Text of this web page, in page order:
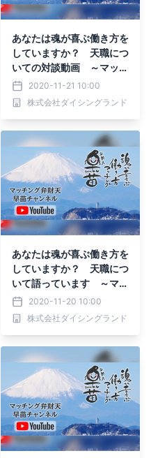
あなたは魂が喜ぶ働き方を
していますか？ 天職につ
いての対談動画 ～マッチ
ング弁財天☆早苗チャン
ネル～
2020-11-21 10:00
株式会社ダイシングランド
あなたは魂が喜ぶ働き方を
していますか？ 天職につ
いて語っています ～マッ
チング弁財天☆早苗チャ
ンネル～
2020-11-20 10:00
株式会社ダイシングランド